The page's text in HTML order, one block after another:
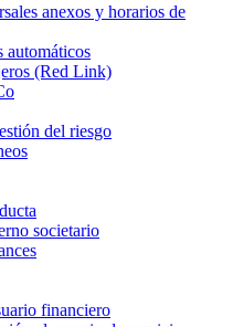
anexos y horarios de
automáticos
(Red Link)
del riesgo
societario
financiero